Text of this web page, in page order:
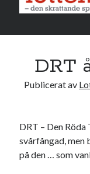
T O T
10 11 12
17 18 19
DRT
Publicerat av
DRT – Den
svårfångad, men
på den … som